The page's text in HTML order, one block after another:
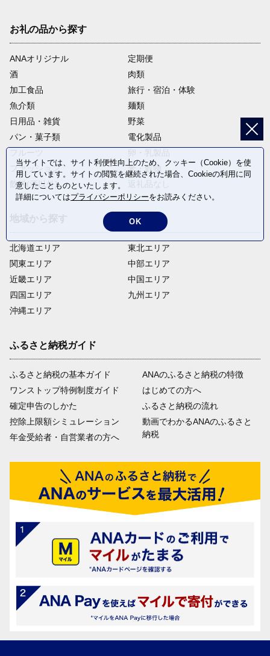
お礼の品から探す
ANAオリジナル
定期便
酒
肉類
加工食品
旅行・宿泊・体験
魚介類
麺類
日用品・雑貨
野菜
パン・菓子類
電化製品
ファッション
米・穀物
飲料(酒以外)
北海道エリア
関東エリア
近畿エリア
四国エリア
沖縄エリア
東北エリア
中部エリア
中国エリア
九州エリア
ふるさと納税ガイド
ふるさと納税の基本ガイド
ワンストップ特例制度ガイド
確定申告のしかた
控除上限額シミュレーション
年金受給者・自営業者の方へ
ANAのふるさと納税の特徴
はじめての方へ
ふるさと納税の流れ
動画でわかるANAのふるさと
納税
当サイトでは、サイト利便性向上のため、クッキー（Cookie）を使
用しています。サイトの閲覧を継続された場合、Cookieの利用に同
意したことものといたします。
詳細についてはプライバシーポリシーをお読みください。
OK